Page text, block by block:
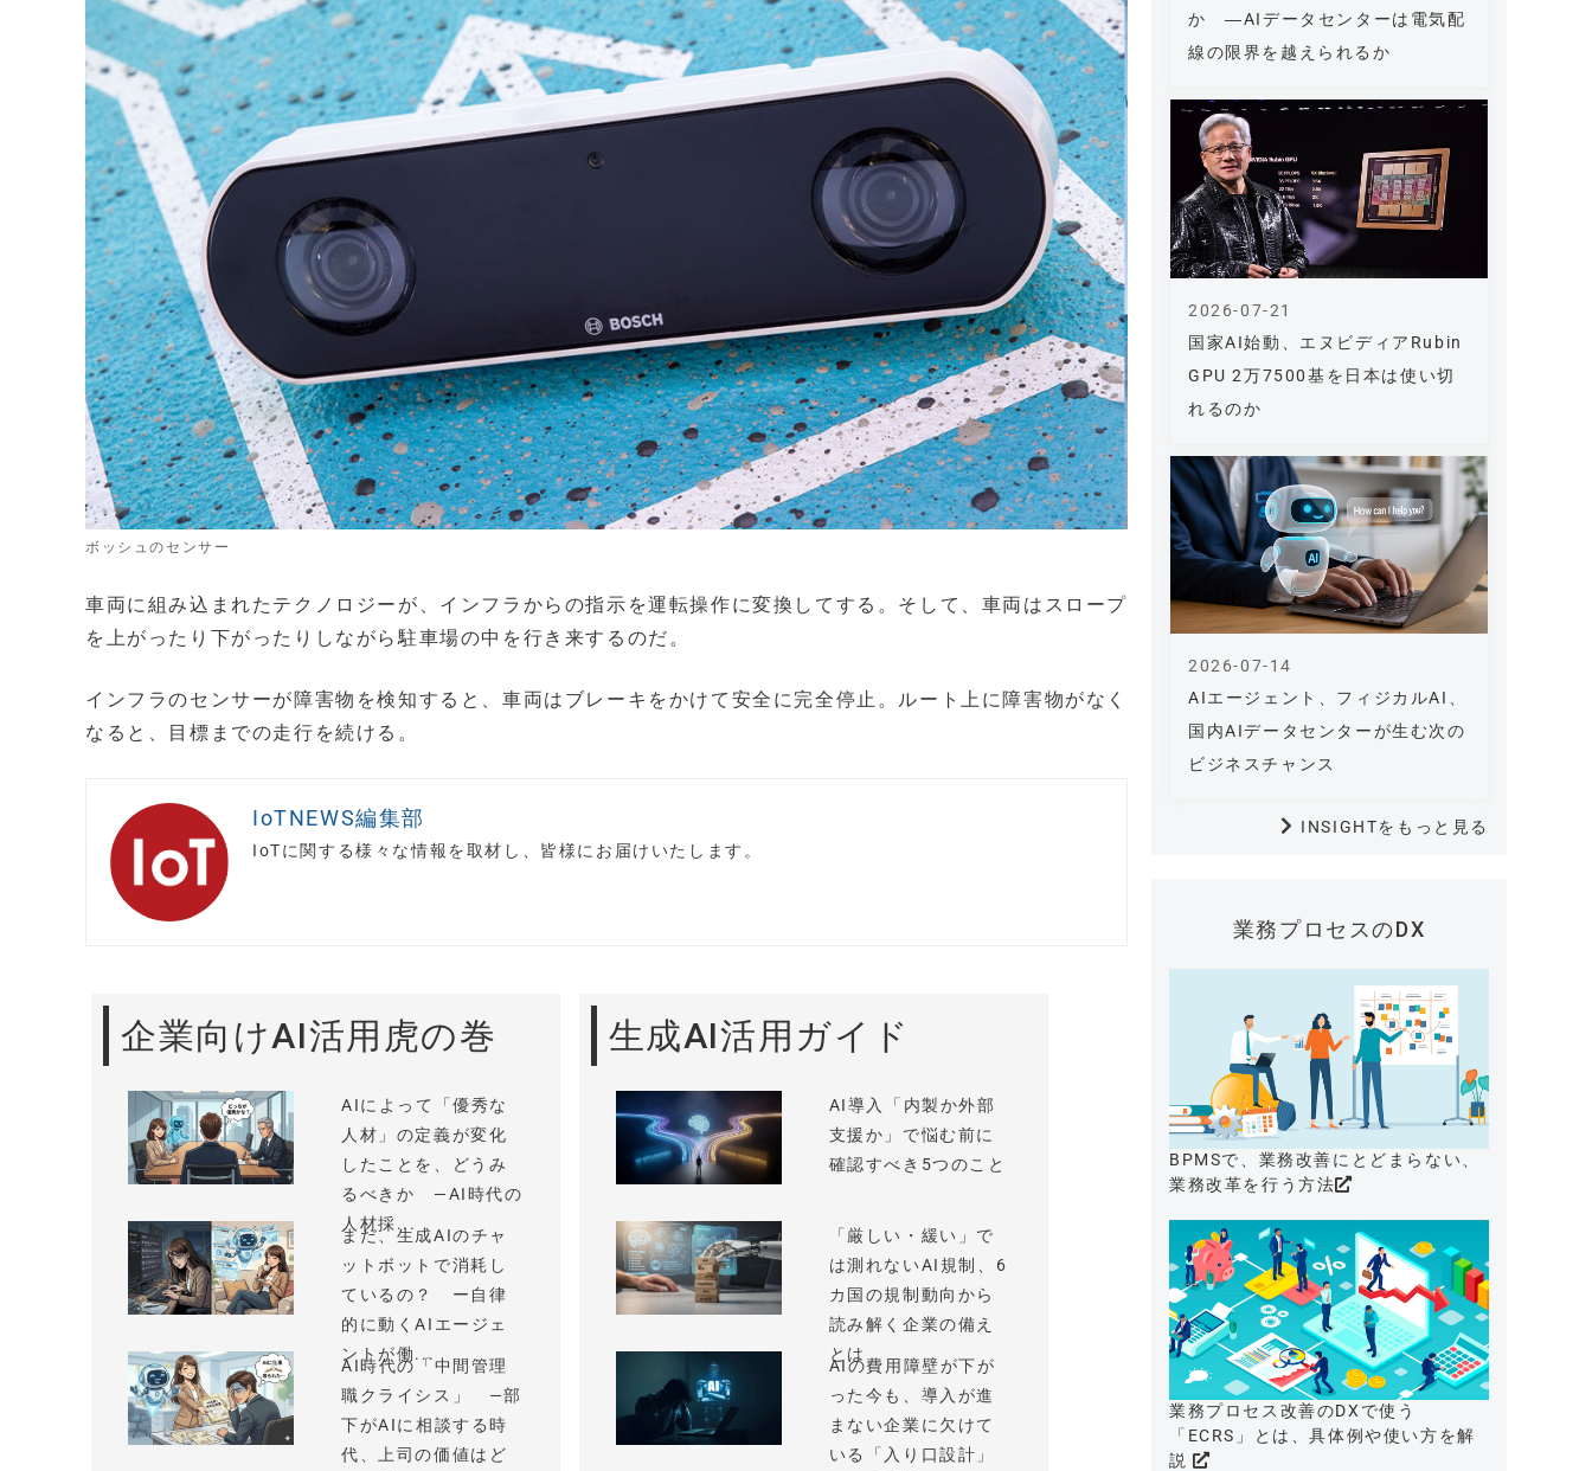
ボッシュのセンサー
車両に組み込まれたテクノロジーが、インフラからの指示を運転操作に変換してする。そして、車両はスロープ
を上がったり下がったりしながら駐車場の中を行き来するのだ。
インフラのセンサーが障害物を検知すると、車両はブレーキをかけて安全に完全停止。ルート上に障害物がなく
なると、目標までの走行を続ける。
IoTNEWS編集部
IoTに関する様々な情報を取材し、皆様にお届けいたします。
企業向けAI活用虎の巻
AIによって「優秀な
人材」の定義が変化
したことを、どうみ
るべきか —AI時代の
人材採...
まだ、生成AIのチャ
ットボットで消耗し
ているの？ ー自律
的に動くAIエージェ
ントが働...
AI時代の「中間管理
職クライシス」 —部
下がAIに相談する時
代、上司の価値はど
生成AI活用ガイド
AI導入「内製か外部
支援か」で悩む前に
確認すべき5つのこと
「厳しい・緩い」で
は測れないAI規制、6
カ国の規制動向から
読み解く企業の備え
とは
AIの費用障壁が下が
った今も、導入が進
まない企業に欠けて
いる「入り口設計」
か ―AIデータセンターは電気配
線の限界を越えられるか
国家AI始動、エヌビディアRubin
GPU 2万7500基を日本は使い切
れるのか
2026-07-21
AIエージェント、フィジカルAI、
国内AIデータセンターが生む次の
ビジネスチャンス
2026-07-14
INSIGHTをもっと見る
業務プロセスのDX
BPMSで、業務改善にとどまらない、
業務改革を行う方法
業務プロセス改善のDXで使う
「ECRS」とは、具体例や使い方を解
説